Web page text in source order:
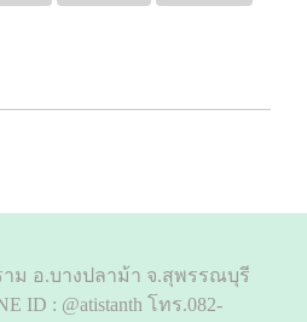
ม อ.บางปลาม้า จ.สุพรรณบุรี
โทร.082-